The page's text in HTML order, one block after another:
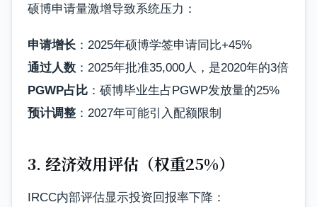
硕博申请量激增导致系统压力：
申请增长 ：2025年硕博学签申请同比+45%
通过人数 ：2025年批准35,000人，是2020年的3倍
PGWP占比 ：硕博毕业生占PGWP发放量的25%
预计调整 ：2027年可能引入配额限制
3. 经济效用评估（权重25%）
IRCC内部评估显示投资回报率下降：